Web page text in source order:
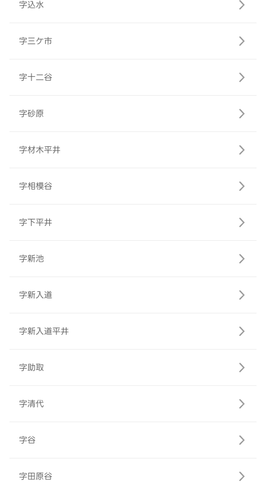
字込水
字三ケ市
字十二谷
字砂原
字材木平井
字相模谷
字下平井
字新池
字新入道
字新入道平井
字助取
字清代
字谷
字田原谷